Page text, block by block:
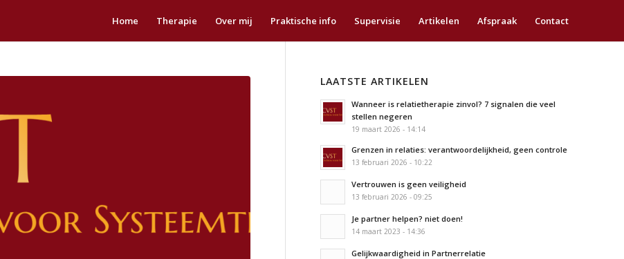
Home Therapie Over mij Praktische info Supervisie Artikelen Afspraak Contact
LAATSTE ARTIKELEN
Wanneer is relatietherapie zinvol? 7 signalen die veel
stellen negeren
19 maart 2026 - 14:14
Grenzen in relaties: verantwoordelijkheid, geen controle
13 februari 2026 - 10:22
Vertrouwen is geen veiligheid
13 februari 2026 - 09:25
Je partner helpen? niet doen!
14 maart 2023 - 14:36
Gelijkwaardigheid in Partnerrelatie